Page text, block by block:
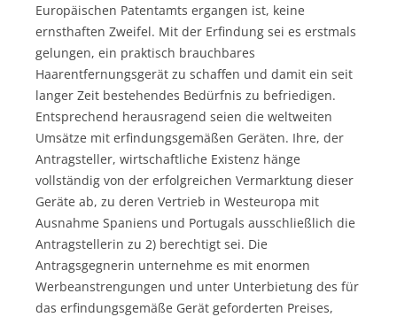
Europäischen Patentamts ergangen ist, keine
ernsthaften Zweifel. Mit der Erfindung sei es erstmals
gelungen, ein praktisch brauchbares
Haarentfernungsgerät zu schaffen und damit ein seit
langer Zeit bestehendes Bedürfnis zu befriedigen.
Entsprechend herausragend seien die weltweiten
Umsätze mit erfindungsgemäßen Geräten. Ihre, der
Antragsteller, wirtschaftliche Existenz hänge
vollständig von der erfolgreichen Vermarktung dieser
Geräte ab, zu deren Vertrieb in Westeuropa mit
Ausnahme Spaniens und Portugals ausschließlich die
Antragstellerin zu 2) berechtigt sei. Die
Antragsgegnerin unternehme es mit enormen
Werbeanstrengungen und unter Unterbietung des für
das erfindungsgemäße Gerät geforderten Preises,